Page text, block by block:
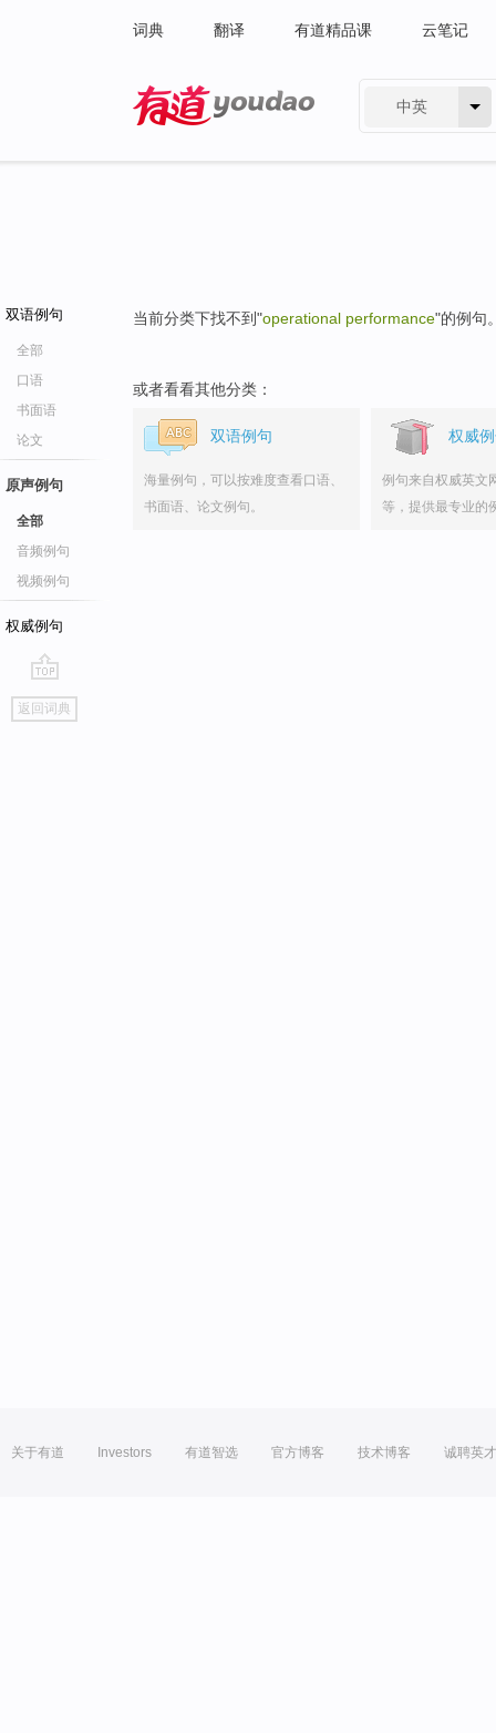
词典 翻译 有道精品课 云笔记
中英
双语例句
全部
口语
书面语
论文
原声例句
全部
音频例句
视频例句
权威例句
go
top
返回词典
当前分类下找不到"operational performance"的例句
或者看看其他分类：
双语例句
海量例句，可以按难度查看口语、
书面语、论文例句。
权威
例句来自权威英文
等，提供最专业的
关于有道 Investors 有道智选 官方博客 技术博客 诚聘英才